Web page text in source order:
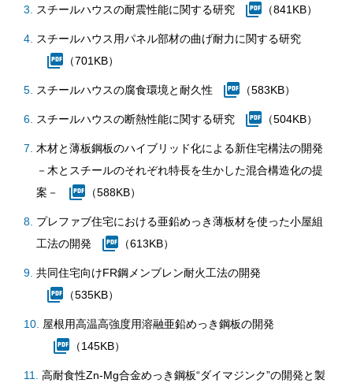
スチールハウスの耐震性能に関する研究 （841KB）
スチールハウス用パネル部材の曲げ耐力に関する研究
（701KB）
スチールハウスの腐食環境と耐久性 （583KB）
スチールハウスの断熱性能に関する研究 （504KB）
木材と薄板鋼板のハイブリッド化による新住宅構法の開発
－木とスチールのそれぞれ特長を生かした混合構造化の提
案－
（588KB）
プレファブ住宅における亜鉛めっき薄板材を使った小屋組
工法の開発
（613KB）
共同住宅向けFR鋼メンブレン耐火工法の開発
（535KB）
屋根用高温高強度用溶融亜鉛めっき鋼板の開発
（145KB）
高耐食性Zn-Mg合金めっき鋼板“ダイマジンク”の開発と製